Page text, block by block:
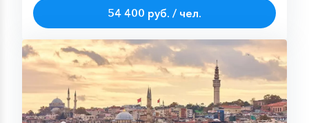
54 400 руб. / чел.